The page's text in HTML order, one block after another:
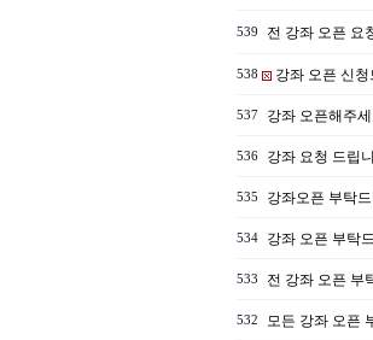
539 전 강좌 오픈 요
538 강좌 오픈 신청
537 강좌 오픈해주
536 강좌 요청 드립
535 강좌오픈 부탁
534 강좌 오픈 부탁
533 전 강좌 오픈 부
532 모든 강좌 오픈